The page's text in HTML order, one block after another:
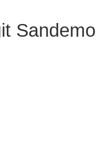
Sandemo